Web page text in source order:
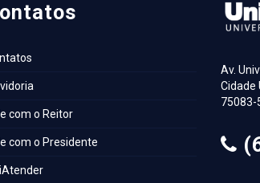
com o Reitor
com o Presidente
Av.
Cidade
75083-